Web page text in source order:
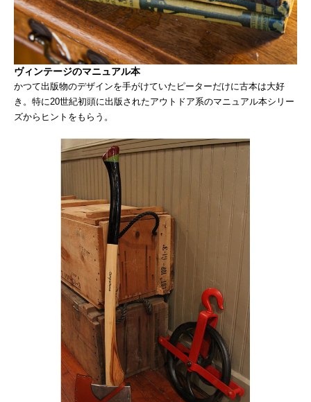
ヴィンテージのマニュアル本
かつて出版物のデザインを手がけていたピーターだけに古本は大好
き。特に20世紀初頭に出版されたアウトドア系のマニュアル本シリー
ズからヒントをもらう。